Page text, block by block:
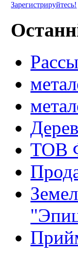
Зарегистрируйтесь!
ТОВ